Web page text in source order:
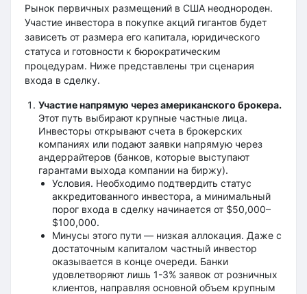
Рынок первичных размещений в США неоднороден.
Участие инвестора в покупке акций гигантов будет
зависеть от размера его капитала, юридического
статуса и готовности к бюрократическим
процедурам. Ниже представлены три сценария
входа в сделку.
Участие напрямую через американского брокера.
Этот путь выбирают крупные частные лица.
Инвесторы открывают счета в брокерских
компаниях или подают заявки напрямую через
андеррайтеров (банков, которые выступают
гарантами выхода компании на биржу).
Условия. Необходимо подтвердить статус
аккредитованного инвестора, а минимальный
порог входа в сделку начинается от $50,000–
$100,000.
Минусы этого пути — низкая аллокация. Даже с
достаточным капиталом частный инвестор
оказывается в конце очереди. Банки
удовлетворяют лишь 1-3% заявок от розничных
клиентов, направляя основной объем крупным